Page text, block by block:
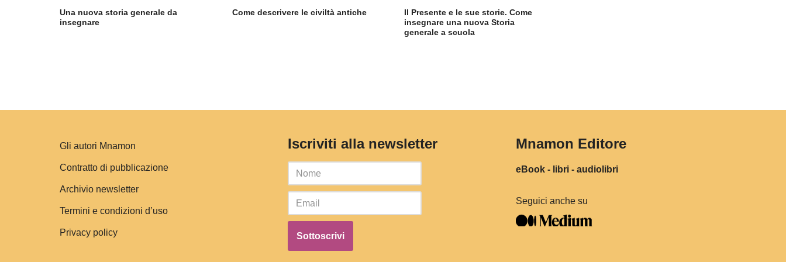
Una nuova storia generale da
insegnare
Come descrivere le civiltà antiche
Il Presente e le sue storie. Come
insegnare una nuova Storia
generale a scuola
Gli autori Mnamon
Contratto di pubblicazione
Archivio newsletter
Termini e condizioni d’uso
Privacy policy
Iscriviti alla newsletter Mnamon Editore
eBook - libri - audiolibri
Seguici anche su